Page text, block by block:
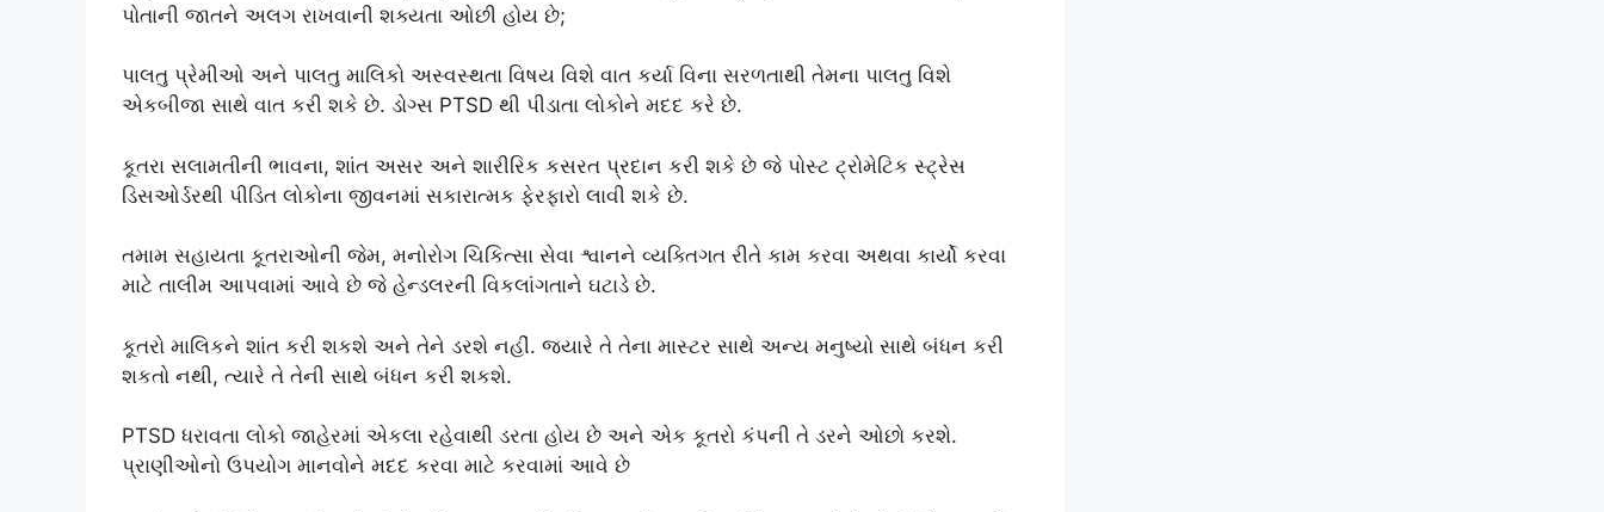
પોતાની જાતને અલગ રાખવાની શક્યતા ઓછી હોય છે;
પાલતુ પ્રેમીઓ અને પાલતુ માલિકો અસ્વસ્થતા વિષય વિશે વાત કર્યા વિના સરળતાથી તેમના પાલતુ વિશે
એકબીજા સાથે વાત કરી શકે છે. ડોગ્સ PTSD થી પીડાતા લોકોને મદદ કરે છે.
કૂતરા સલામતીની ભાવના, શાંત અસર અને શારીરિક કસરત પ્રદાન કરી શકે છે જે પોસ્ટ ટ્રોમેટિક સ્ટ્રેસ
ડિસઓર્ડરથી પીડિત લોકોના જીવનમાં સકારાત્મક ફેરફારો લાવી શકે છે.
તમામ સહાયતા કૂતરાઓની જેમ, મનોરોગ ચિકિત્સા સેવા શ્વાનને વ્યક્તિગત રીતે કામ કરવા અથવા કાર્યો કરવા
માટે તાલીમ આપવામાં આવે છે જે હેન્ડલરની વિકલાંગતાને ઘટાડે છે.
કૂતરો માલિકને શાંત કરી શકશે અને તેને ડરશે નહીં. જ્યારે તે તેના માસ્ટર સાથે અન્ય મનુષ્યો સાથે બંધન કરી
શકતો નથી, ત્યારે તે તેની સાથે બંધન કરી શકશે.
PTSD ધરાવતા લોકો જાહેરમાં એકલા રહેવાથી ડરતા હોય છે અને એક કૂતરો કંપની તે ડરને ઓછો કરશે.
પ્રાણીઓનો ઉપયોગ માનવોને મદદ કરવા માટે કરવામાં આવે છે